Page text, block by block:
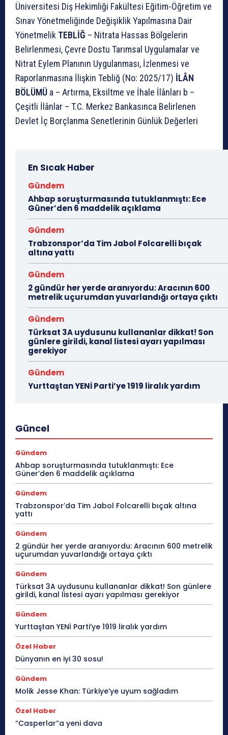
Üniversitesi Diş Hekimliği Fakültesi Eğitim-Öğretim ve
Sınav Yönetmeliğinde Değişiklik Yapılmasına Dair
Yönetmelik TEBLİĞ – Nitrata Hassas Bölgelerin
Belirlenmesi, Çevre Dostu Tarımsal Uygulamalar ve
Nitrat Eylem Planının Uygulanması, İzlenmesi ve
Raporlanmasına İlişkin Tebliğ (No: 2025/17) İLÂN
BÖLÜMÜ a – Artırma, Eksiltme ve İhale İlânları b –
Çeşitli İlânlar – T.C. Merkez Bankasınca Belirlenen
Devlet İç Borçlanma Senetlerinin Günlük Değerleri
En Sıcak Haber
Gündem
Ahbap soruşturmasında tutuklanmıştı: Ece
Güner’den 6 maddelik açıklama
Gündem
Trabzonspor’da Tim Jabol Folcarelli bıçak
altına yattı
Gündem
2 gündür her yerde aranıyordu: Aracının 600
metrelik uçurumdan yuvarlandığı ortaya çıktı
Gündem
Türksat 3A uydusunu kullananlar dikkat! Son
günlere girildi, kanal listesi ayarı yapılması
gerekiyor
Gündem
Yurttaştan YENİ Parti’ye 1919 liralık yardım
Güncel
Gündem
Ahbap soruşturmasında tutuklanmıştı: Ece
Güner’den 6 maddelik açıklama
Gündem
Trabzonspor’da Tim Jabol Folcarelli bıçak altına
yattı
Gündem
2 gündür her yerde aranıyordu: Aracının 600 metrelik
uçurumdan yuvarlandığı ortaya çıktı
Gündem
Türksat 3A uydusunu kullananlar dikkat! Son günlere
girildi, kanal listesi ayarı yapılması gerekiyor
Gündem
Yurttaştan YENİ Parti’ye 1919 liralık yardım
Özel Haber
Dünyanın en iyi 30 sosu!
Gündem
Molik Jesse Khan: Türkiye’ye uyum sağladım
Özel Haber
“Casperlar”a yeni dava